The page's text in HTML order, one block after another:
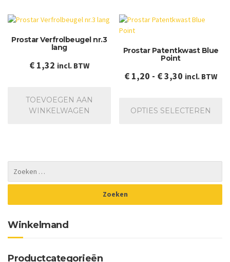
Prostar Verfrolbeugel nr.3
lang
€1,32 incl. BTW
TOEVOEGEN AAN
WINKELWAGEN
Prostar Patentkwast Blue
Point
€ 1,20 - €3,30 Prijsklasse:
€ 3,30
incl. BTW
OPTIES SELECTEREN
op
Winkelmand
Productcategorieën